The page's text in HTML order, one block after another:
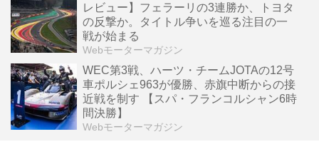
レビュー】フェラーリの3連勝か、トヨタ
の反撃か。タイトル争いを巡る注目の一
戦が始まる
Webモーターマガジン
WEC第3戦、ハーツ・チームJOTAの12号
車ポルシェ963が優勝、赤旗中断からの接
近戦を制す 【スパ・フランコルシャン6時
間決勝】
Webモーターマガジン